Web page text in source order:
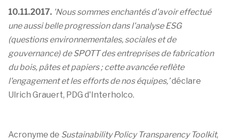
10.11.2017. 'Nous sommes enchantés d'avoir effectué
une aussi belle progression dans l'analyse ESG
(questions environnementales, sociales et de
gouvernance) de SPOTT des entreprises de fabrication
du bois, pâtes et papiers ; cette avancée reflète
l'engagement et les efforts de nos équipes,’déclare
Ulrich Grauert, PDG d'Interholco.
Acronyme de Sustainability Policy Transparency Toolkit,